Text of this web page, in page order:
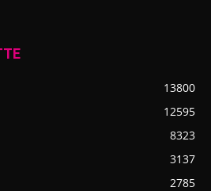
13800
12595
8323
3137
2785